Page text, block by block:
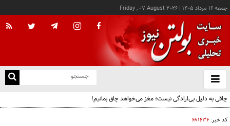
جمعه ۱۶ مرداد ۱۴۰۵ |
Friday , 07 August 2026
باز
و
چاقی به دلیل بی‌ارادگی نیست؛ مغز می‌خواهد چاق بمانیم!
کد خبر: ۶۸۱۶۳۶